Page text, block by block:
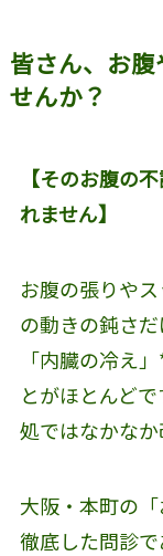
皆さん、お
せんか？
【そのお腹の
れません】
お腹の張りや
の動きの鈍さ
「内臓の冷え
とがほとんど
処ではなかなか
大阪・本町の「
徹底した問診